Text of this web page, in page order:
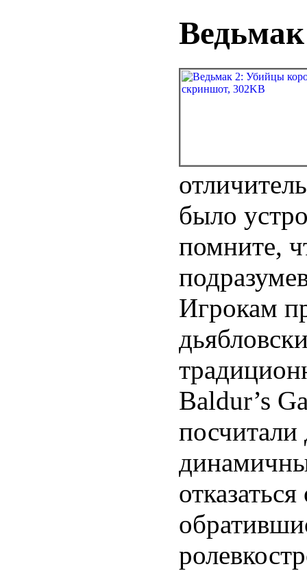
было
помните,
Игрокам
Baldur’s
посчитали